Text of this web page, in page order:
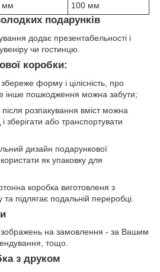
мм 100 мм
подарунків
додає презентабельності і
чи гостинцю.
коробки:
форму і цілісність, про
інше пошкодження можна забути;
після розпакування вміст можна
зберігати або транспортувати
дизайн подарункової
як упаковку для
коробка виготовленя з
підлягає подальній переробці.
на замовлення - за Вашим
тощо.
з друком